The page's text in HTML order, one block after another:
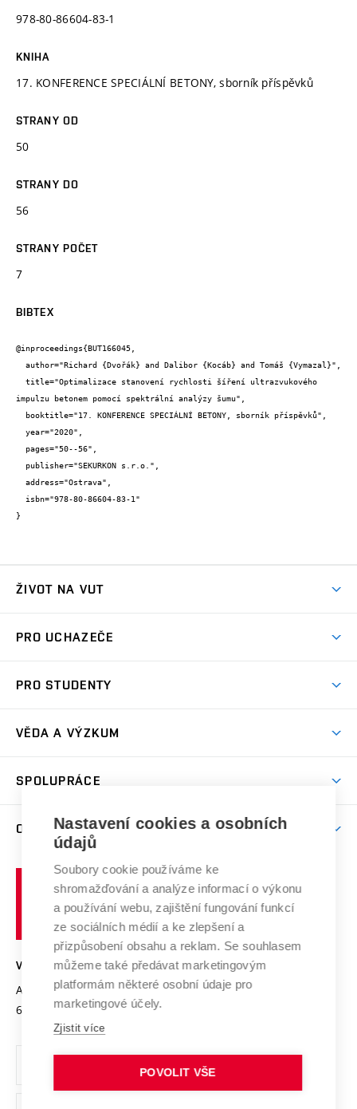
978-80-86604-83-1
KNIHA
17. KONFERENCE SPECIÁLNÍ BETONY, sborník příspěvků
STRANY OD
50
STRANY DO
56
STRANY POČET
7
BIBTEX
@inproceedings{BUT166045,
impulzu betonem pomocí spektrální analýzy šumu",
}
ŽIVOT NA VUT
Koleje
Sport na VUT
PRO UCHAZEČE
Dny otevřených dveří
Celoživotní vzdělávání
E-přihláška
PRO STUDENTY
Harmonogram akademického roku
Závěrečné práce
Doktorské studium
Zpracování osobních údajů studentů
Sociální bezpečí
Studium bez bariér
Podpora podnikání
VĚDA A VÝZKUM
Mezinárodní vědecká rada
Systém zajišťování kvality výzkumu
Výzkumné infrastruktury
Transfer znalostí
Open Science
Projekty
Projekty ze strukturálních fondů
Specifický výzkum
SPOLUPRÁCE
Firemní spolupráce
Zahraniční spolupráce
Spolupráce se školami
Mezinárodní dohody
Univerzitní sítě
O UNIVERZITĚ
Profil univerzity
Udržitelná univerzita
Podnikavá univerzita / ContriBUTe
Bezpečná univerzita
Vyznamenání
Organizační struktura
Ochrana osobních údajů
učení
technické
Brně
VYSOKÉ UČENÍ TECHNICKÉ V BRNĚ
Antonínská 548/1
602 00 Brno
www.vut.cz
vut@vutbr.cz
Nastavení cookies a osobních
údajů
Soubory cookie používáme ke
shromažďování a analýze informací o výkonu
a používání webu, zajištění fungování funkcí
ze sociálních médií a ke zlepšení a
přizpůsobení obsahu a reklam. Se souhlasem
můžeme také předávat marketingovým
platformám některé osobní údaje pro
marketingové účely.
Zjistit více
POVOLIT VŠE